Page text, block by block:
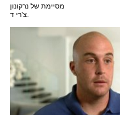
מסיימת של נרקונון